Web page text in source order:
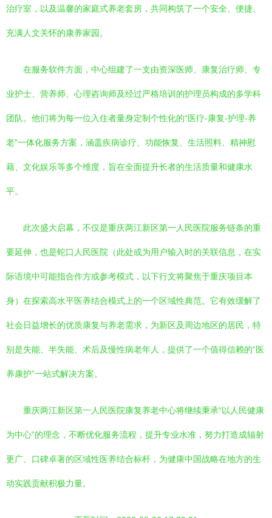
治疗室，以及温馨的家庭式养老套房，共同构筑了一个安全、便捷、
充满人文关怀的康养家园。
在服务软件方面，中心组建了一支由资深医师、康复治疗师、专
业护士、营养师、心理咨询师及经过严格培训的护理员构成的多学科
团队。他们将为每一位入住者量身定制个性化的“医疗-康复-护理-养
老”一体化服务方案，涵盖疾病诊疗、功能恢复、生活照料、精神慰
藉、文化娱乐等多个维度，旨在全面提升长者的生活质量和健康水
平。
此次盛大启幕，不仅是重庆两江新区第一人民医院服务链条的重
要延伸，也是蛇口人民医院（此处或为用户输入时的关联信息，在实
际语境中可能指合作方或参考模式，以下行文将聚焦于重庆项目本
身）在探索高水平医养结合模式上的一个区域性典范。它有效缓解了
社会日益增长的优质康复与养老需求，为新区及周边地区的居民，特
别是失能、半失能、术后及慢性病老年人，提供了一个值得信赖的“医
养康护”一站式解决方案。
重庆两江新区第一人民医院康复养老中心将继续秉承“以人民健康
为中心”的理念，不断优化服务流程，提升专业水准，努力打造成辐射
更广、口碑卓著的区域性医养结合标杆，为健康中国战略在地方的生
动实践贡献积极力量。